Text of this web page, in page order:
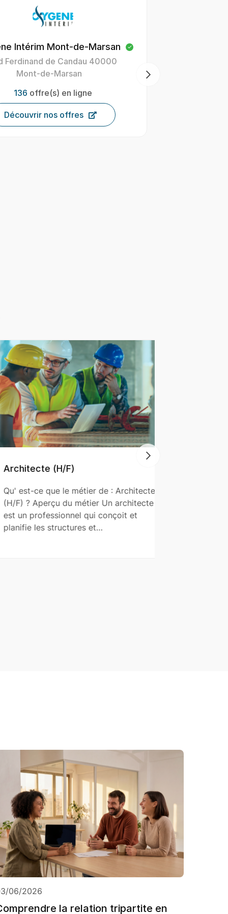
Intérim Mont-de-Marsan
Ferdinand de Candau 40000
Mont-de-Marsan
136 offre(s) en ligne
Découvrir nos offres
(H/F)
ce que le métier de : Architecte
Aperçu du métier Un architecte
qui conçoit et
les structures et…
06/2026
la relation tripartite en